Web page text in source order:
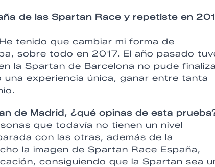
de las Spartan Race y repetiste en
tenido que cambiar mi forma de
sobre todo en 2017. El año pasado
la Spartan de Barcelona no pude
experiencia única, ganar entre tanta
de Madrid, ¿qué opinas de esta
que todavía no tienen un nivel
con las otras, además de la
la imagen de Spartan Race España,
consiguiendo que la Spartan sea